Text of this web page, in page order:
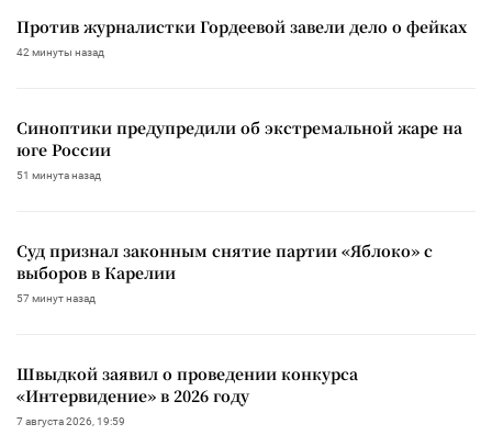
Против журналистки Гордеевой завели дело о фейках
42 минуты назад
Синоптики предупредили об экстремальной жаре на
юге России
51 минута назад
Суд признал законным снятие партии «Яблоко» с
выборов в Карелии
57 минут назад
Швыдкой заявил о проведении конкурса
«Интервидение» в 2026 году
7 августа 2026, 19:59